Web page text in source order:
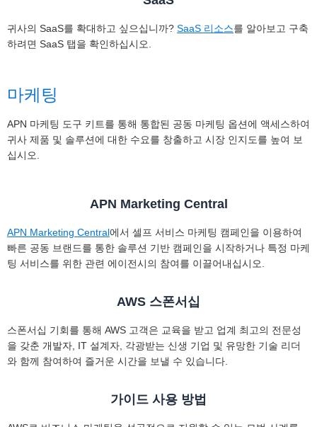
귀사의 SaaS를 확대하고 싶으십니까? SaaS 리소스를 알아보고 구축
하려면 SaaS 탭을 확인하십시오.
마케팅
APN 마케팅 도구 키트를 통해 통합된 공동 마케팅 옵션에 액세스하여
귀사 제품 및 솔루션에 대한 수요를 창출하고 시장 인지도를 높여 보
십시오.
APN Marketing Central
APN Marketing Central에서 셀프 서비스 마케팅 캠페인을 이용하여
빠른 공동 브랜드를 통한 솔루션 기반 캠페인을 시작하거나 특정 마케
팅 서비스를 위한 관련 에이전시의 참여를 이끌어내십시오.
AWS 스폰서십
스폰서십 기회를 통해 AWS 고객은 교육을 받고 업계 최고의 전문성
을 갖춘 개발자, IT 설계자, 각광받는 신생 기업 및 유망한 기술 리더
와 함께 참여하여 즐거운 시간을 보낼 수 있습니다.
가이드 사용 방법